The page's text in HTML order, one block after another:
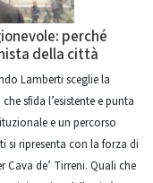
perché
della città
Lamberti sceglie la
sfida l’esistente e punta
e un percorso
si ripresenta con la forza di
de’ Tirreni. Quali che